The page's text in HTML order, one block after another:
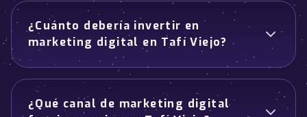
¿Cuánto debería invertir en
marketing digital en Tafí Viejo?
¿Qué canal de marketing digital